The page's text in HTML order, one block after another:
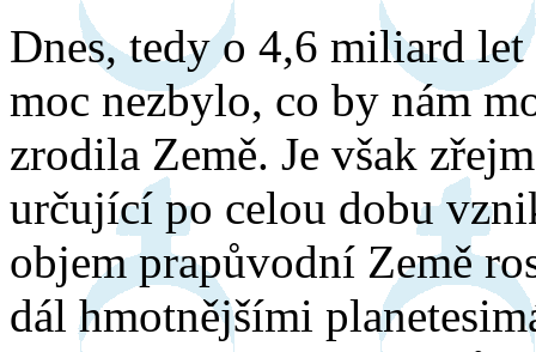
Dnes, tedy o 4,6 miliard
moc nezbylo, co by nám
zrodila Země. Je však
určující po celou dobu
objem prapůvodní Země
dál hmotnějšími